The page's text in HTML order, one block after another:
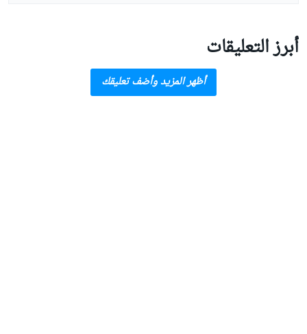
أبرز التعليقات
أظهر المزيد وأضف تعليقك